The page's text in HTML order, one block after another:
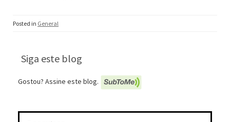
Posted in General
Siga este blog
Gostou? Assine este blog.
Pesquisar